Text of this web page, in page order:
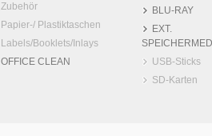
Zubehör
Papier-/ Plastiktaschen
Labels/Booklets/Inlays
OFFICE CLEAN
BLU-RAY
EXT.
USB-Sticks
SD-Karten